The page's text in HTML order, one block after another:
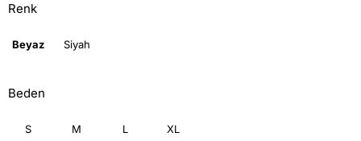
Renk
Beyaz Siyah
Beden
S M L XL